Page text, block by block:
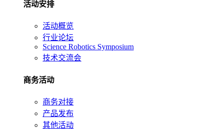
活动安排
活动概览
行业论坛
Science Robotics Symposium
技术交流会
商务活动
商务对接
产品发布
其他活动